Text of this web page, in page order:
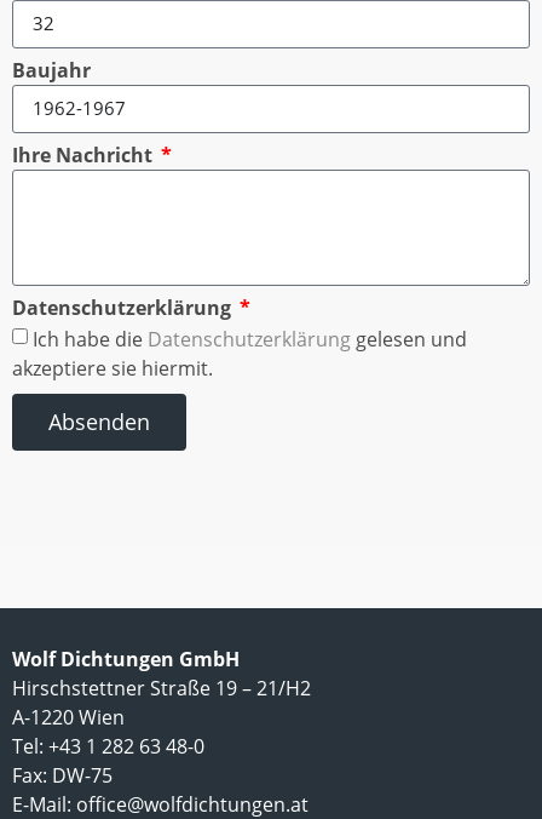
Baujahr
Ihre Nachricht
Datenschutzerklärung
Ich habe die Datenschutzerklärung gelesen und
akzeptiere sie hiermit.
Absenden
Wolf Dichtungen GmbH
Hirschstettner Straße 19 – 21/H2
A-1220 Wien
Tel: +43 1 282 63 48-0
Fax: DW-75
E-Mail: office@wolfdichtungen.at